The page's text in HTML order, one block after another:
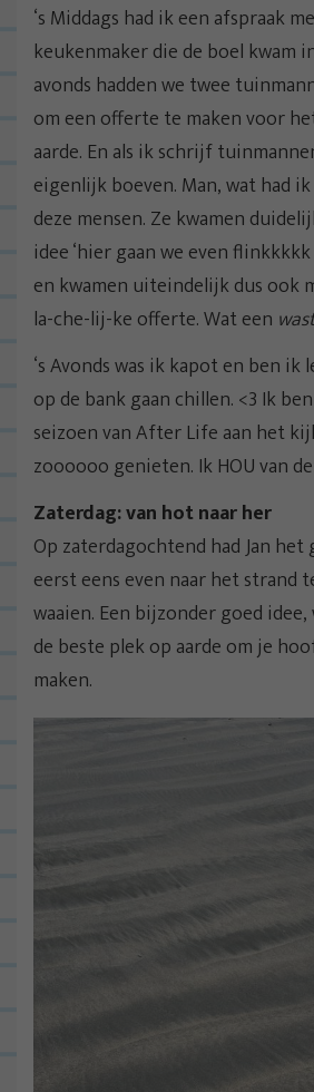
‘s Middags had ik een afspraak
keukenmaker die de boel kwam
avonds hadden we twee
om een offerte te maken voor
aarde. En als ik schrijf
eigenlijk boeven. Man, wat had
deze mensen. Ze kwamen
idee ‘hier gaan we even
en kwamen uiteindelijk dus ook
la-che-lij-ke offerte. Wat een
‘s Avonds was ik kapot en ben ik
op de bank gaan chillen. <3 Ik
seizoen van After Life aan het
zoooooo genieten. Ik HOU van
Zaterdag: van hot naar her
Op zaterdagochtend had Jan het
eerst eens even naar het strand
waaien. Een bijzonder goed
de beste plek op aarde om je
maken.